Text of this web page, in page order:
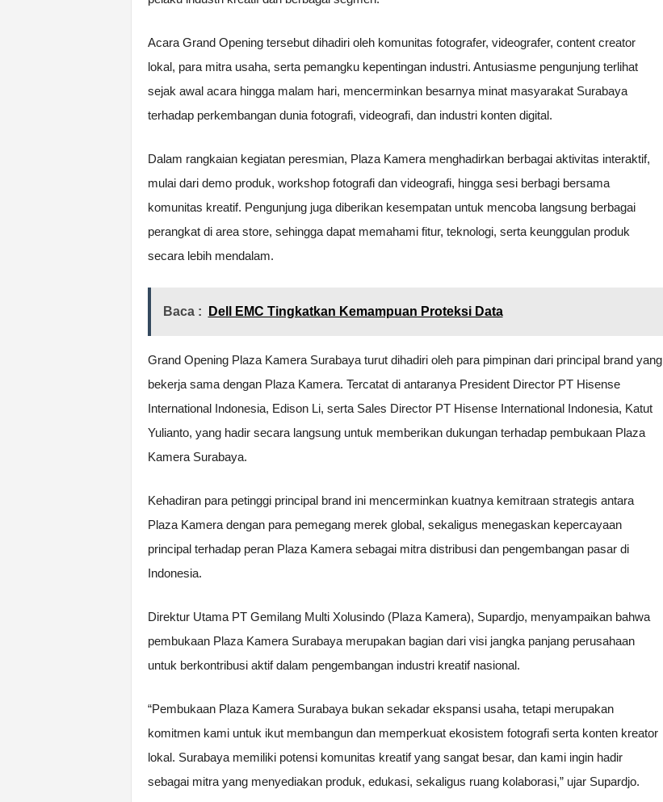
Acara Grand Opening tersebut dihadiri oleh komunitas fotografer, videografer, content creator
lokal, para mitra usaha, serta pemangku kepentingan industri. Antusiasme pengunjung terlihat
sejak awal acara hingga malam hari, mencerminkan besarnya minat masyarakat Surabaya
terhadap perkembangan dunia fotografi, videografi, dan industri konten digital.
Dalam rangkaian kegiatan peresmian, Plaza Kamera menghadirkan berbagai aktivitas interaktif,
mulai dari demo produk, workshop fotografi dan videografi, hingga sesi berbagi bersama
komunitas kreatif. Pengunjung juga diberikan kesempatan untuk mencoba langsung berbagai
perangkat di area store, sehingga dapat memahami fitur, teknologi, serta keunggulan produk
secara lebih mendalam.
Baca : Dell EMC Tingkatkan Kemampuan Proteksi Data
Grand Opening Plaza Kamera Surabaya turut dihadiri oleh para pimpinan dari principal brand yang
bekerja sama dengan Plaza Kamera. Tercatat di antaranya President Director PT Hisense
International Indonesia, Edison Li, serta Sales Director PT Hisense International Indonesia, Katut
Yulianto, yang hadir secara langsung untuk memberikan dukungan terhadap pembukaan Plaza
Kamera Surabaya.
Kehadiran para petinggi principal brand ini mencerminkan kuatnya kemitraan strategis antara
Plaza Kamera dengan para pemegang merek global, sekaligus menegaskan kepercayaan
principal terhadap peran Plaza Kamera sebagai mitra distribusi dan pengembangan pasar di
Indonesia.
Direktur Utama PT Gemilang Multi Xolusindo (Plaza Kamera), Supardjo, menyampaikan bahwa
pembukaan Plaza Kamera Surabaya merupakan bagian dari visi jangka panjang perusahaan
untuk berkontribusi aktif dalam pengembangan industri kreatif nasional.
“Pembukaan Plaza Kamera Surabaya bukan sekadar ekspansi usaha, tetapi merupakan
komitmen kami untuk ikut membangun dan memperkuat ekosistem fotografi serta konten kreator
lokal. Surabaya memiliki potensi komunitas kreatif yang sangat besar, dan kami ingin hadir
sebagai mitra yang menyediakan produk, edukasi, sekaligus ruang kolaborasi,” ujar Supardjo.